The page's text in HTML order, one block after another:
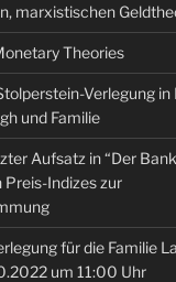
marxistischen
Theories
Verlegung in
und Familie
Aufsatz in “Der
Preis-Indizes zur
für die Familie
um 11:00 Uhr